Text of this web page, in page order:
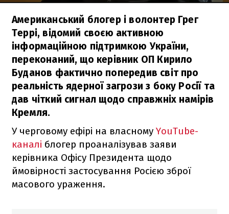
Американський блогер і волонтер Грег
Террі, відомий своєю активною
інформаційною підтримкою України,
переконаний, що керівник ОП Кирило
Буданов фактично попередив світ про
реальність ядерної загрози з боку Росії та
дав чіткий сигнал щодо справжніх намірів
Кремля.
У черговому ефірі на власному YouTube-
каналі блогер проаналізував заяви
керівника Офісу Президента щодо
ймовірності застосування Росією зброї
масового ураження.